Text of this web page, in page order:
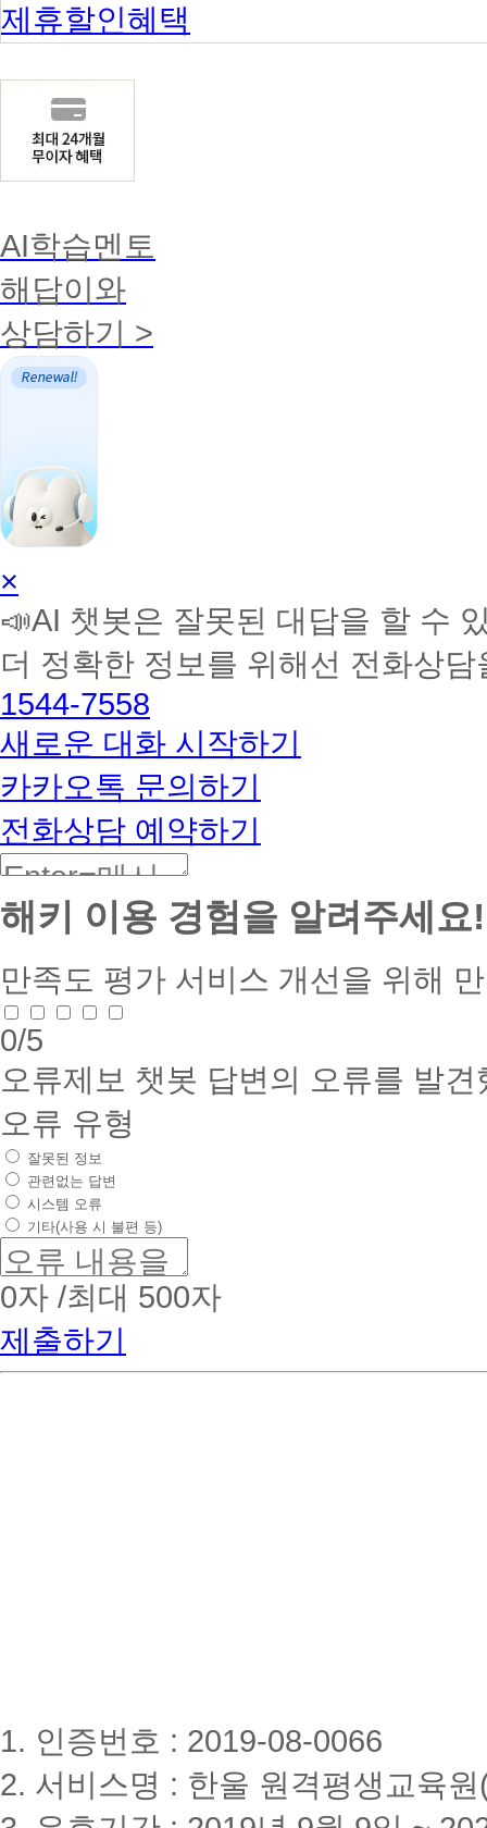
제휴할인혜택
AI학습멘토
해답이와
상담하기 >
AI
학
습
토
커
BETA
×
📣AI 챗봇은 잘못된 대답을 할 수
더 정확한 정보를 위해선 전화상
1544-7558
새로운 대화 시작하기
카카오톡 문의하기
전화상담 예약하기
해키 이용 경험을 알려주세요!
만족도 평가 서비스 개선을 위해
0/5
오류제보 챗봇 답변의 오류를 발
오류 유형
잘못된 정보
관련없는 답변
시스템 오류
기타(사용 시 불편 등)
0자 /최대 500자
제출하기
1. 인증번호 : 2019-08-0066
2. 서비스명 : 한울 원격평생교육